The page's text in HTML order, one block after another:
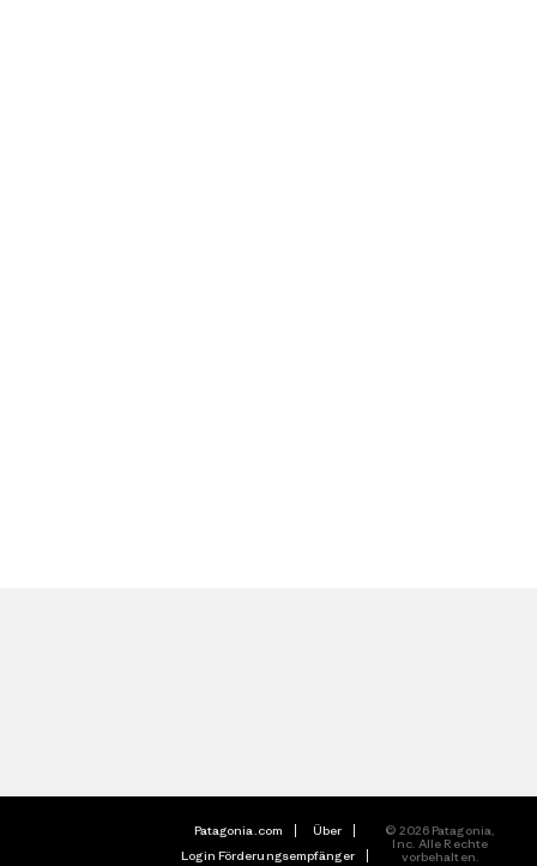
Patagonia.com
Über
Login Förderungsempfänger
© 2026 Patagonia,
Inc. Alle Rechte
vorbehalten.